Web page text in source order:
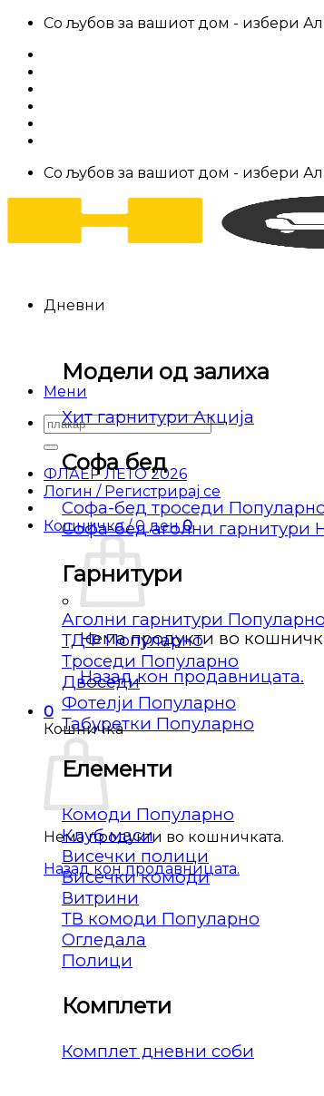
Skip
content
Со љубов за вашиот дом - избери
Со љубов за вашиот дом - избери
Мени
Барај
за:
ФЛАЕР ЛЕТО 2026
Логин / Регистрирај се
Кошничка /0 ден 0
Нема продукти во
Назад кон продавницата.
0
Кошничка
Нема продукти во кошничката.
Назад кон продавницата.
Дневни
Модели од залиха
Хит гарнитури
Софа бед
Софа-бед троседи
Софа-бед аголни гарнитури
Гарнитури
Аголни гарнитури
ТДФ
Троседи
Двоседи
Фотелји
Табуретки
Елементи
Комоди
Клуб маси
Висечки полици
Висечки комоди
Витрини
ТВ комоди
Огледала
Полици
Комплети
Комплет дневни соби